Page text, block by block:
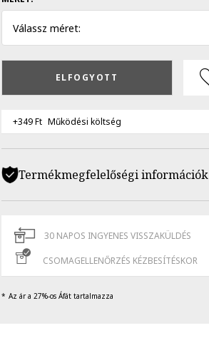
Válassz méret:
ELFOGYOTT
+349 Ft Működési költség
Termékmegfelelőségi információk
30 NAPOS INGYENES VISSZAKÜLDÉS
CSOMAGELLENŐRZÉS KÉZBESÍTÉSKOR
Az ár a 27%-os Áfát tartalmazza